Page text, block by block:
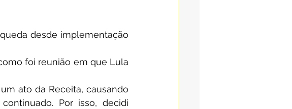
desde implementação
foi reunião em que Lula
ato da Receita, causando
Por isso, decidi